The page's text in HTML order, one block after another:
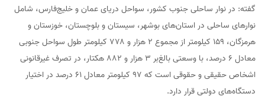
گفته: در نوار ساحلی جنوب کشور، سواحل دریای عمان و خلیج‌فارس، شامل
نوارهای ساحلی در استان‌های بوشهر، سیستان و بلوچستان، خوزستان و
هرمزگان، ۱۵۹ کیلومتر از مجموع ۲ هزار و ۷۷۸ کیلومتر طول سواحل جنوبی
معادل ۶ درصد، با وسعتی بالغ‌بر ۳ هزار و ۸۸۲ هکتار، در تصرف غیرقانونی
اشخاص حقیقی و حقوقی است که ۹۷ کیلومتر معادل ۶۱ درصد در اختیار
دستگاه‌های دولتی قرار دارد.